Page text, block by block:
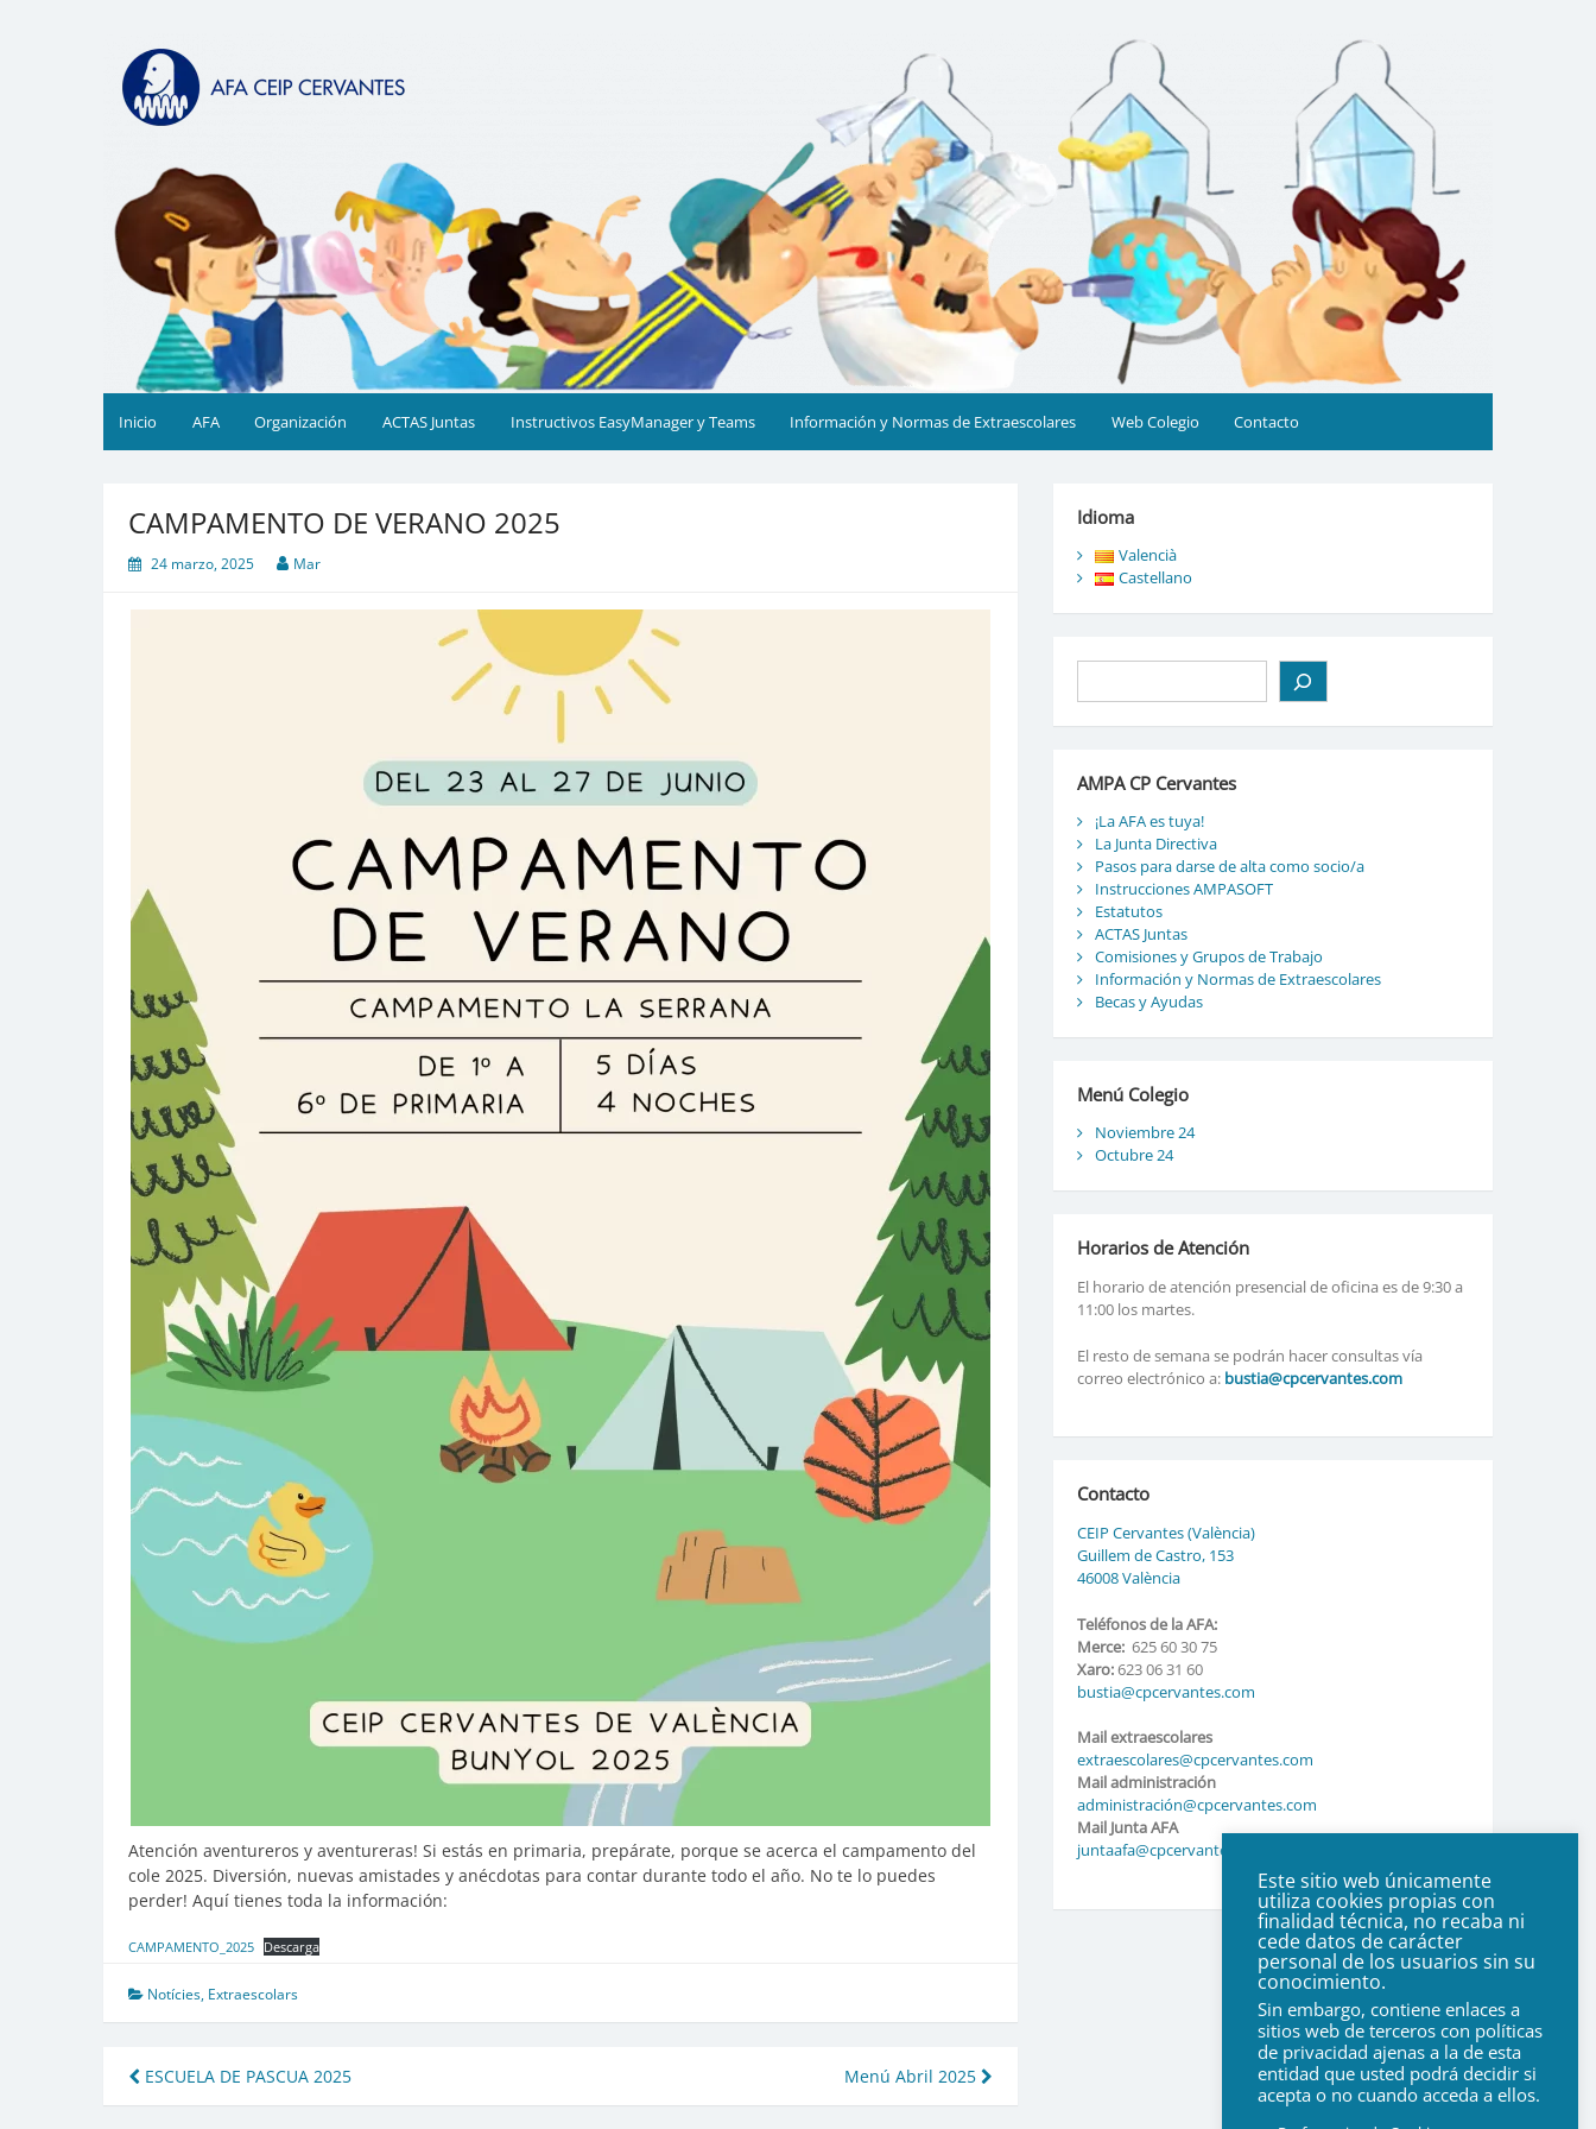
AFA CEIP Cervantes València
AFA CEIP Cervantes València
Inicio AFA Organización ACTAS Juntas Instructivos EasyManager y Teams Información y Normas de Extraescolares Web Colegio Contacto
CAMPAMENTO DE VERANO 2025
24 marzo, 2025 Mar
Atención aventureros y aventureras! Si estás en primaria, prepárate, porque se acerca el campamento del
cole 2025. Diversión, nuevas amistades y anécdotas para contar durante todo el año. No te lo puedes
perder! Aquí tienes toda la información:
CAMPAMENTO_2025 Descarga
Notícies, Extraescolars
Navegación
ESCUELA DE PASCUA 2025 Menú Abril 2025
Idioma
Valencià
Castellano
AMPA CP Cervantes
¡La AFA es tuya!
La Junta Directiva
Pasos para darse de alta como socio/a
Instrucciones AMPASOFT
Estatutos
ACTAS Juntas
Comisiones y Grupos de Trabajo
Información y Normas de Extraescolares
Becas y Ayudas
Menú Colegio
Noviembre 24
Octubre 24
Horarios de Atención
El horario de atención presencial de oficina es de 9:30 a
11:00 los martes.
El resto de semana se podrán hacer consultas vía
correo electrónico a: bustia@cpcervantes.com
Contacto
CEIP Cervantes (València)
Guillem de Castro, 153
46008 València
Teléfonos de la AFA:
Merce:625 60 30 75
Xaro:623 06 31 60
bustia@cpcervantes.com
Mail extraescolares
extraescolares@cpcervantes.com
Mail administración
administración@cpcervantes.com
Mail Junta AFA
juntaafa@cpcervantes.com
Este sitio web únicamente
utiliza cookies propias con
finalidad técnica, no recaba ni
cede datos de carácter
personal de los usuarios sin su
conocimiento.
Sin embargo, contiene enlaces a
sitios web de terceros con políticas
de privacidad ajenas a la de esta
entidad que usted podrá decidir si
acepta o no cuando acceda a ellos.